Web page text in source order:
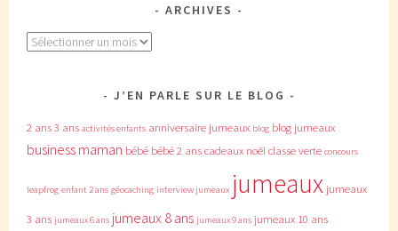
ARCHIVES
Archives
J’EN PARLE SUR LE BLOG
2 ans3 ans activités enfants anniversaire jumeaux blog blog jumeaux
business maman bébé bébé 2 anscadeaux noëlclasse verte concours
leapfrog enfant 2 ans géocaching interview jumeaux jumeaux jumeaux
3 ans jumeaux 6 ans jumeaux 8 ans jumeaux 9 ans jumeaux 10 ans